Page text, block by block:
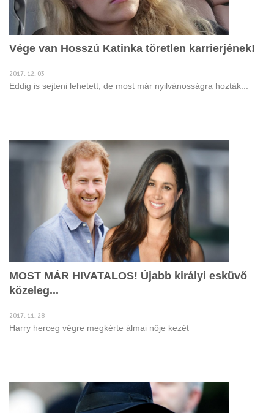
Vége van Hosszú Katinka töretlen karrierjének!
2017. 12. 03
Eddig is sejteni lehetett, de most már nyilvánosságra hozták...
MOST MÁR HIVATALOS! Újabb királyi esküvő
közeleg...
2017. 11. 28
Harry herceg végre megkérte álmai nője kezét